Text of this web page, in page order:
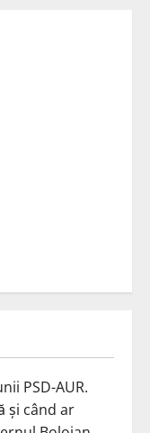
PSD-AUR.
și când ar